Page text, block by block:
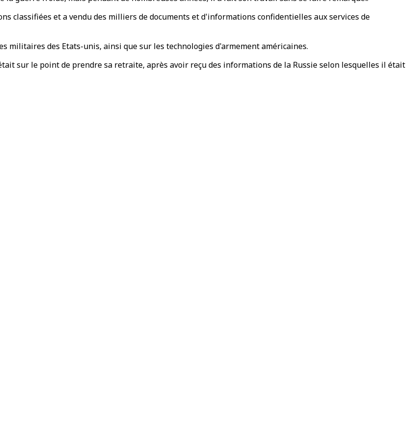
classifiées et a vendu des milliers de documents et d'informations confidentielles aux services de
militaires des Etats-unis, ainsi que sur les technologies d'armement américaines.
sur le point de prendre sa retraite, après avoir reçu des informations de la Russie selon lesquelles il était